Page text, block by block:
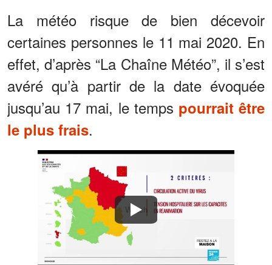
La météo risque de bien décevoir
certaines personnes le 11 mai 2020. En
effet, d’après “La Chaîne Météo”, il s’est
avéré qu’à partir de la date évoquée
jusqu’au 17 mai, le temps pourrait être
le plus frais.
Watch